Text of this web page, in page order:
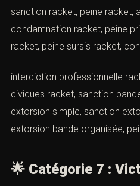
preuve racket, preuve
enregistrement audio racket,
racket, témoignage racket,
certificat médical racket,
capture écran racket, preuve
preuve écrit racket, preuve
preuve directe racket, preuve
🌟 Catégorie 6 :